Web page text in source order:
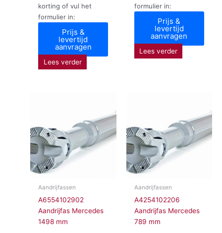
korting of vul het
formulier in:
Prijs &
levertijd
aanvragen
Lees verder
formulier in:
Prijs &
levertijd
aanvragen
Lees verder
Aandrijfassen
A6554102902
Aandrijfas Mercedes
1498 mm
Aandrijfassen
A4254102206
Aandrijfas Mercedes
789 mm